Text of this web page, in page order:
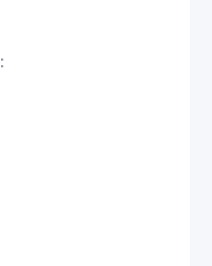
: